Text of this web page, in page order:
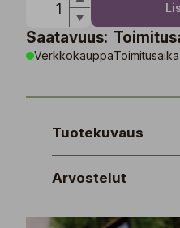
Saatavuus:
Verkkokauppa
Tuotekuvaus
Arvostelut